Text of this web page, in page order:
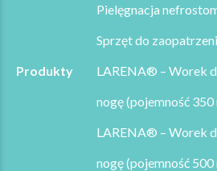
Pielęgnacja
Sprzęt do
Produkty
LARENA® – Worek
nogę (pojemność 350
LARENA® – Worek
nogę (pojemność 500